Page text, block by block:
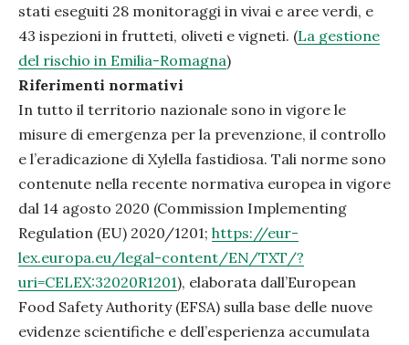
stati eseguiti 28 monitoraggi in vivai e aree verdi, e
43 ispezioni in frutteti, oliveti e vigneti. (La gestione
del rischio in Emilia-Romagna)
Riferimenti normativi
In tutto il territorio nazionale sono in vigore le
misure di emergenza per la prevenzione, il controllo
e l’eradicazione di Xylella fastidiosa. Tali norme sono
contenute nella recente normativa europea in vigore
dal 14 agosto 2020 (Commission Implementing
Regulation (EU) 2020/1201; https://eur-
lex.europa.eu/legal-content/EN/TXT/?
uri=CELEX:32020R1201), elaborata dall’European
Food Safety Authority (EFSA) sulla base delle nuove
evidenze scientifiche e dell’esperienza accumulata
PRECEDENTE